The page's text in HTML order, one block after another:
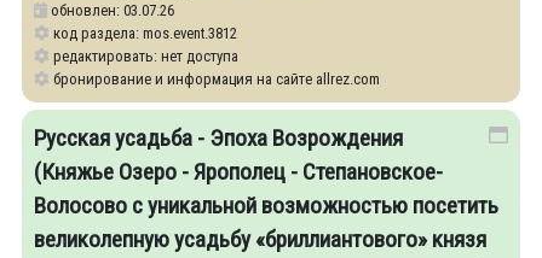
обновлен: 03.07.26
код раздела: mos.event.3812
редактировать: нет доступа
бронирование и информация на сайте allrez.com
Русская усадьба - Эпоха Возрождения
(Княжье Озеро - Ярополец - Степановское-
Волосово с уникальной возможностью посетить
великолепную усадьбу «бриллиантового» князя